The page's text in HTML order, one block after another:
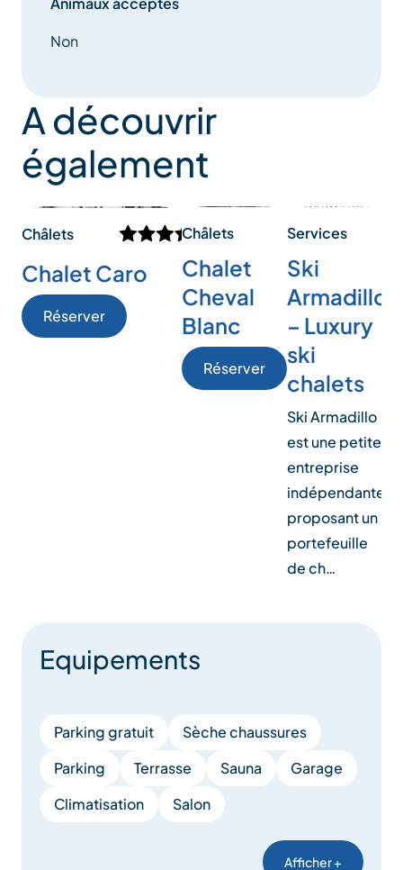
Non
A découvrir
également
Châlets
Chalet Caro
Réserver
Châlets
Chalet
Cheval
Blanc
Réserver
Services
Ski
Armadillo
– Luxury
ski
chalets
Ski Armadillo
est une petite
entreprise
indépendante
proposant un
portefeuille
de ch…
Equipements
Parking gratuit
Sèche chaussures
Parking
Terrasse Sauna
Garage
Climatisation
Salon
Afficher +